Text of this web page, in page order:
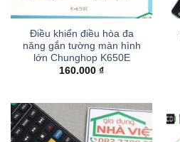
Điều khiển điều hòa đa
năng gắn tường màn hình
lớn Chunghop K650E
160.000 ₫